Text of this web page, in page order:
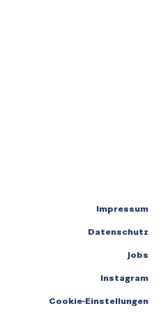
Impressum
Datenschutz
Jobs
Instagram
Cookie-Einstellungen